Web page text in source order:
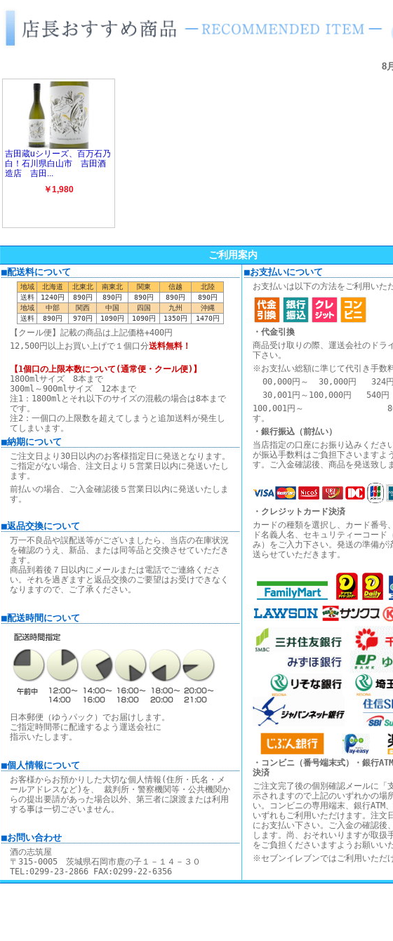
ご利用案内
■配送料について
地域 北海道 北東北 南東北 関東 信越
北陸
送料
1240円 890円 890円 890円 890円
890円
地域
中部 関西 中国 四国 九州
沖縄
送料
890円 970円 1090円 1090円 1350円 1470円
【クール便】記載の商品は上記価格+400円
12,500円以上お買い上げで１個口分送料無料！
【1個口の上限本数について(通常便・クール便)】
1800mlサイズ 8本まで
300ml～900mlサイズ 12本まで
注1：1800mlとそれ以下のサイズの混載の場合は8本まで
です。
注2：一個口の上限数を超えてしまうと追加送料が発生し
てしまいます。
■納期について
ご注文日より30日以内のお客様指定日に発送となります。
ご指定がない場合、注文日より５営業日以内に発送いたし
ます。
前払いの場合、ご入金確認後５営業日以内に発送いたしま
す。
■返品交換について
万一不良品や誤配送等がございましたら、当店の在庫状況
を確認のうえ、新品、または同等品と交換させていただき
ます。
商品到着後７日以内にメールまたは電話でご連絡くださ
い。それを過ぎますと返品交換のご要望はお受けできなく
なりますので、ご了承ください。
■配送時間について
日本郵便（ゆうパック）でお届けします。
ご指定時間帯に配達するよう運送会社に
指示いたします。
■個人情報について
お客様からお預かりした大切な個人情報(住所・氏名・メ
ールアドレスなど)を、 裁判所・警察機関等・公共機関か
らの提出要請があった場合以外、第三者に譲渡または利用
する事は一切ございません。
■お問い合わせ
酒の志筑屋
〒315-0005 茨城県石岡市鹿の子１－１４－３０
TEL:0299-23-2866 FAX:0299-22-6356
■お支払いについて
お支払いは以下の方法をご利用いた
・代金引換
商品受け取りの際、運送会社のドラ
下さい。
※お支払い総額に準じて代引き手数
00,000円～ 30,000円 324円
30,001円～100,000円 540円
100,001円～ 864円
す。
・銀行振込（前払い）
当店指定の口座にお振り込みくださ
が振込手数料はご負担下さいますよ
す。ご入金確認後、商品を発送致し
・クレジットカード決済
カードの種類を選択し、カード番号
ド名義人名、セキュリティーコード
み）をご入力下さい。発送の準備が
送らせていただきます。
・コンビニ（番号端末式）・銀行
決済
ご注文完了後の個別確認メールに「
示されますので上記のいずれかの場
い。コンビニの専用端末、銀行ATM
いずれもご利用いただけます。注文
にお支払い下さい。ご入金の確認後
します。尚、おそれいりますが取扱
をご負担くださいますようお願いい
※セブンイレブンではご利用いただ